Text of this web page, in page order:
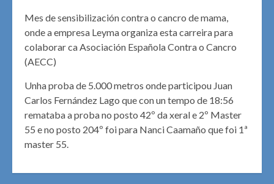
Mes de sensibilización contra o cancro de mama,
onde a empresa Leyma organiza esta carreira para
colaborar ca Asociación Española Contra o Cancro
(AECC)
Unha proba de 5.000 metros onde participou Juan
Carlos Fernández Lago que con un tempo de 18:56
remataba a proba no posto 42º da xeral e 2º Master
55 e no posto 204º foi para Nanci Caamaño que foi 1ª
master 55.